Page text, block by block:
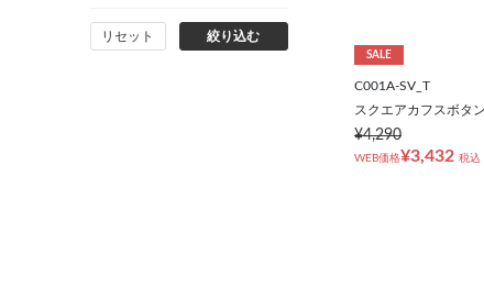
バッグ
リセット 絞り込む
SALE
C001A-SV_T
スクエアカフスボタ
¥4,290
WEB価格¥3,432 税込